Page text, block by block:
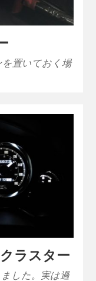
置いておく場
ラスター
した。実は過